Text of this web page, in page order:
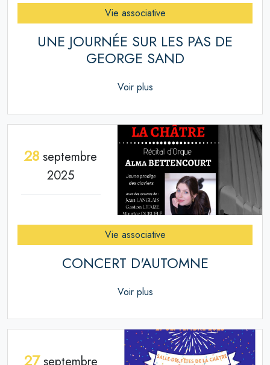
Vie associative
UNE JOURNÉE SUR LES PAS DE
GEORGE SAND
Voir plus
28 septembre
2025
Vie associative
CONCERT D'AUTOMNE
Voir plus
27septembre